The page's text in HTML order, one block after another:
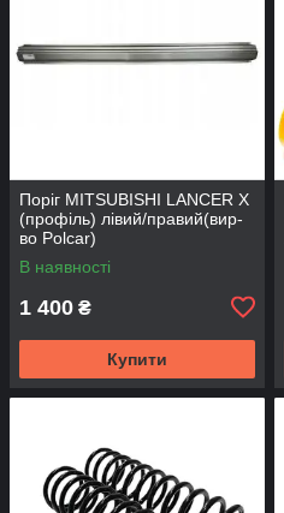
Поріг MITSUBISHI LANCER Х
(профіль) лівий/правий(вир-
во Polcar)
В наявності
1 400 ₴
Купити